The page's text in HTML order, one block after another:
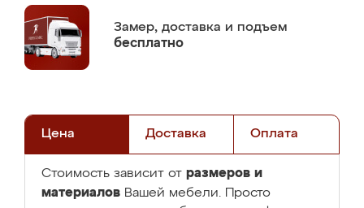
Замер, доставка и подъем
бесплатно
Цена Доставка Оплата
Стоимость зависит от размеров и
материалов Вашей мебели. Просто